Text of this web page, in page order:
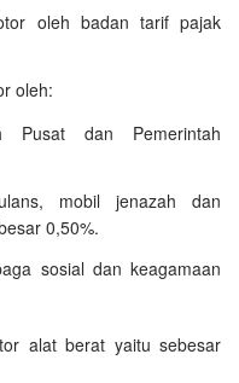
oleh badan tarif pajak
oleh:
Pusat dan Pemerintah
mobil jenazah dan
0,50%.
sosial dan keagamaan
alat berat yaitu sebesar